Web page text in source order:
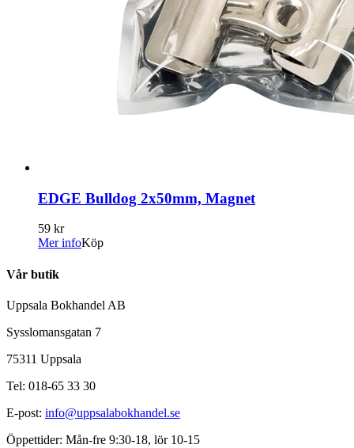
EDGE Bulldog 2x50mm, Magnet
59 kr
Mer infoKöp
Vår butik
Uppsala Bokhandel AB
Sysslomansgatan 7
75311 Uppsala
Tel: 018-65 33 30
E-post: info@uppsalabokhandel.se
Öppettider: Mån-fre 9:30-18, lör 10-15